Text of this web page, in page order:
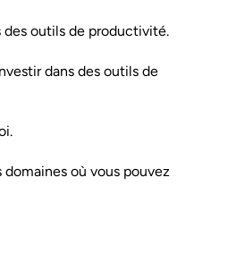
des outils de productivité.
dans des outils de
domaines où vous pouvez